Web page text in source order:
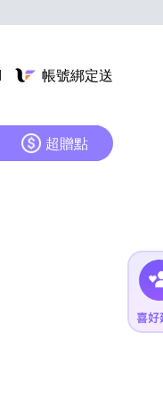
帳號綁定送
超贈點